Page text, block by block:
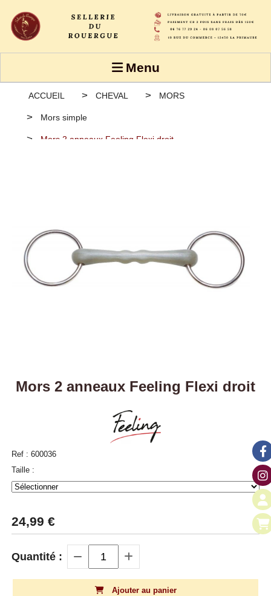
Menu
ACCUEIL CHEVAL MORS
Mors simple
Mors 2 anneaux Feeling Flexi droit
Mors 2 anneaux Feeling Flexi droit
Ref : 600036
Taille :
24,99 €
Quantité :
Ajouter au panier